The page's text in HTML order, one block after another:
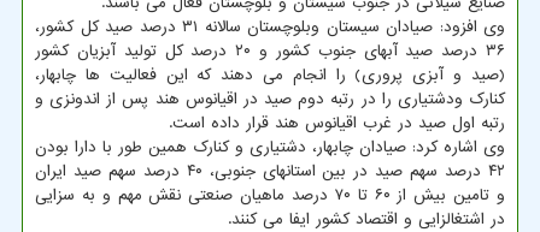
وی افزود: صیادان سیستان وبلوچستان سالانه ۳۱ درصد صید کل کشور،
۳۶ درصد صید آبهای جنوب کشور و ۲۰ درصد کل تولید آبزیان کشور
(صید و آبزی پروری) را انجام می دهند که این فعالیت ها چابهار،
کنارک ودشتیاری را در رتبه دوم صید در اقیانوس هند پس از اندونزی و
رتبه اول صید در غرب اقیانوس هند قرار داده است.
وی اشاره کرد: صیادان چابهار، دشتیاری و کنارک همین طور با دارا بودن
۴۲ درصد سهم صید در بین استانهای جنوبی، ۴۰ درصد سهم صید ایران
و تامین بیش از ۶۰ تا ۷۰ درصد ماهیان صنعتی نقش مهم و به سزایی
در اشتغالزایی و اقتصاد کشور ایفا می کنند.